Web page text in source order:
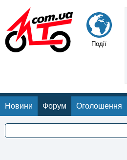
Події
Новини Форум Оголошення